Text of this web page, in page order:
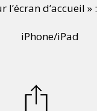
d’accueil » :
iPhone/iPad